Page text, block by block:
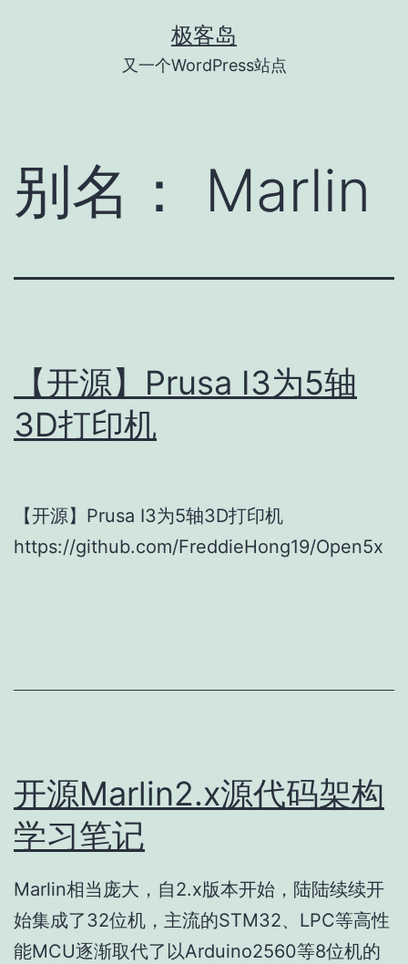
极客岛
又一个WordPress站点
别名： Marlin
【开源】Prusa I3为5轴
3D打印机
【开源】Prusa I3为5轴3D打印机
https://github.com/FreddieHong19/Open5x
开源Marlin2.x源代码架构
学习笔记
Marlin相当庞大，自2.x版本开始，陆陆续续开
始集成了32位机，主流的STM32、LPC等高性
能MCU逐渐取代了以Arduino2560等8位机的